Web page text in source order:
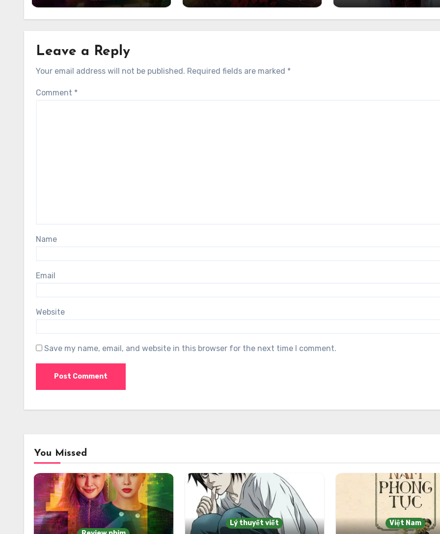
Leave a Reply
Your email address will not be published. Required fields are marked *
Comment *
Name
Email
Website
Save my name, email, and website in this browser for the next time I comment.
You Missed
Lý thuyết viết Việt Nam